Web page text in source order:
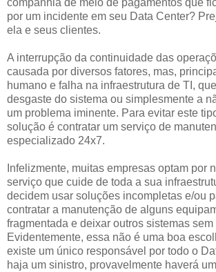
companhia de meio de pagamentos que
por um incidente em seu Data Center?
ela e seus clientes.
A interrupção da continuidade das
causada por diversos fatores, mas,
humano e falha na infraestrutura de TI,
desgaste do sistema ou simplesmente a
um problema iminente. Para evitar este
solução é contratar um serviço de
especializado 24x7.
Infelizmente, muitas empresas optam por
serviço que cuide de toda a sua
decidem usar soluções incompletas e/ou
contratar a manutenção de alguns
fragmentada e deixar outros sistemas
Evidentemente, essa não é uma boa
existe um único responsável por todo o
haja um sinistro, provavelmente haverá